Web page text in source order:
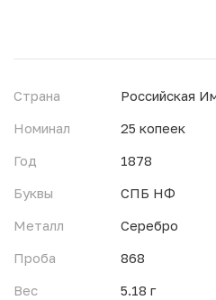
Страна
Российская
Номинал
25 копеек
Год
1878
Буквы
СПБ НФ
Металл
Серебро
Проба
868
Вес
5.18 г